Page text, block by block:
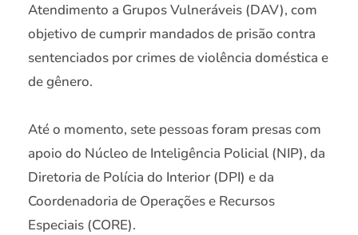
Atendimento a Grupos Vulneráveis (DAV), com
objetivo de cumprir mandados de prisão contra
sentenciados por crimes de violência doméstica e
de gênero.
Até o momento, sete pessoas foram presas com
apoio do Núcleo de Inteligência Policial (NIP), da
Diretoria de Polícia do Interior (DPI) e da
Coordenadoria de Operações e Recursos
Especiais (CORE).